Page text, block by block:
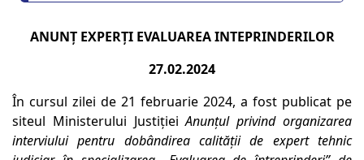
ANUNȚ EXPERȚI EVALUAREA INTEPRINDERILOR
27.02.2024
În cursul zilei de 21 februarie 2024, a fost publicat pe
siteul Ministerului JustițieiAnunțul privind organizarea
interviului pentru dobândirea calităţii de expert tehnic